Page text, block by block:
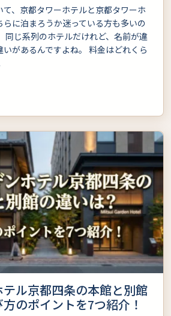
、京都タワーホテルと京都タワーホ
に泊まろうか迷っている方も多いの
同じ系列のホテルだけれど、名前が違
があるんですよね。 料金はどれくら
ル京都四条の本館と別館
のポイントを7つ紹介！